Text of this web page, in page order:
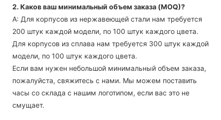
2. Каков ваш минимальный объем заказа (MOQ)?
А: Для корпусов из нержавеющей стали нам требуется
200 штук каждой модели, по 100 штук каждого цвета.
Для корпусов из сплава нам требуется 300 штук каждой
модели, по 100 штук каждого цвета.
Если вам нужен небольшой минимальный объем заказа,
пожалуйста, свяжитесь с нами. Мы можем поставить
часы со склада с нашим логотипом, если вас это не
смущает.